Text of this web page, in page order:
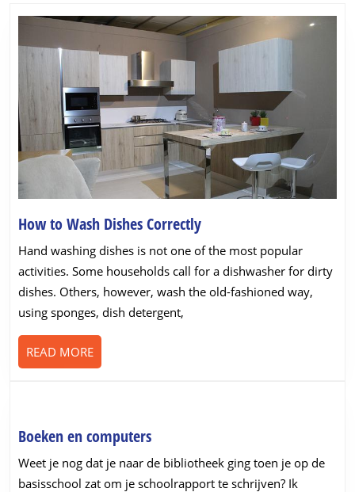
How to Wash Dishes CorrectlyHow
to
Wash
Dishes
Correctly
Hand washing dishes is not one of the most popular
activities. Some households call for a dishwasher for dirty
dishes. Others, however, wash the old-fashioned way,
using sponges, dish detergent,
READ MOREREAD
MORE
Boeken en computersBoeken
en
computers
Weet je nog dat je naar de bibliotheek ging toen je op de
basisschool zat om je schoolrapport te schrijven? Ik